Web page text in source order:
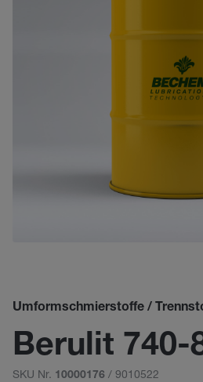
Umformschmierstoffe /
Berulit 740-
SKU Nr. 10000176 / 9010522